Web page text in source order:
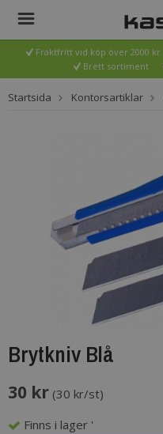
Fraktfritt vid köp över 2000 kr
Brett sortiment
Startsida Kontorsartiklar
Brytkniv Blå
30 kr (30 kr/st)
Finns i lager '